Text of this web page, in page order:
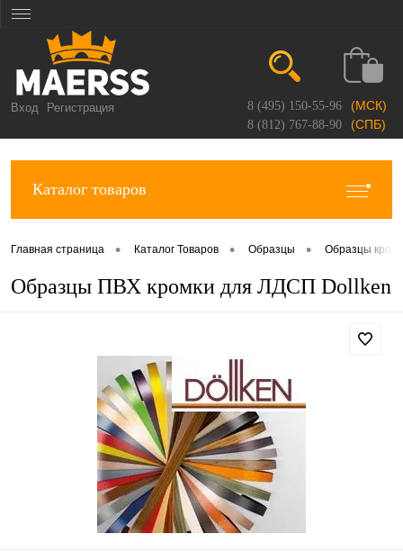
Вход Регистрация 8 (495) 150-55-96 (МСК)
8 (812) 767-88-90 (СПБ)
Каталог товаров
Главная страница • Каталог Товаров • Образцы • Образцы
Образцы ПВХ кромки для ЛДСП Dollken